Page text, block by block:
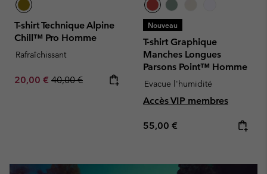
T-shirt Technique Alpine
Chill™ Pro Homme
Rafraîchissant
Sale price:
20,00 € Regular price:
40,00 €
Nouveau
T-shirt Graphique
Manches Longues
Parsons Point™ Homme
Evacue l'humidité
Accès VIP membres
Regular price:
55,00 €